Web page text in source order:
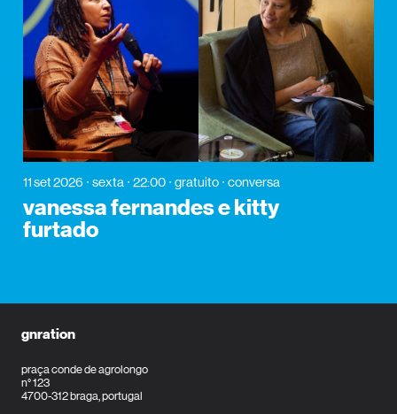
11 set 2026 sexta 22:00 gratuito conversa
vanessa fernandes e kitty
furtado
gnration
praça conde de agrolongo
n° 123
4700-312 braga, portugal